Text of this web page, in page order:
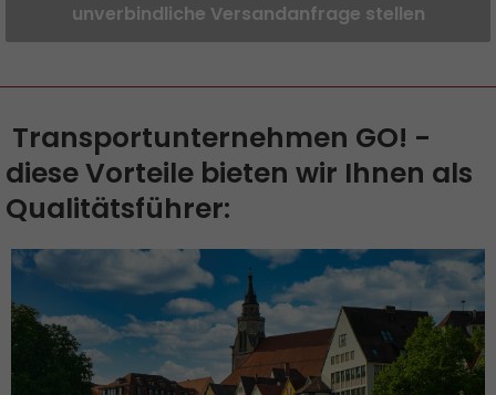
unverbindliche Versandanfrage stellen
Transportunternehmen GO! -
diese Vorteile bieten wir Ihnen als
Qualitätsführer: